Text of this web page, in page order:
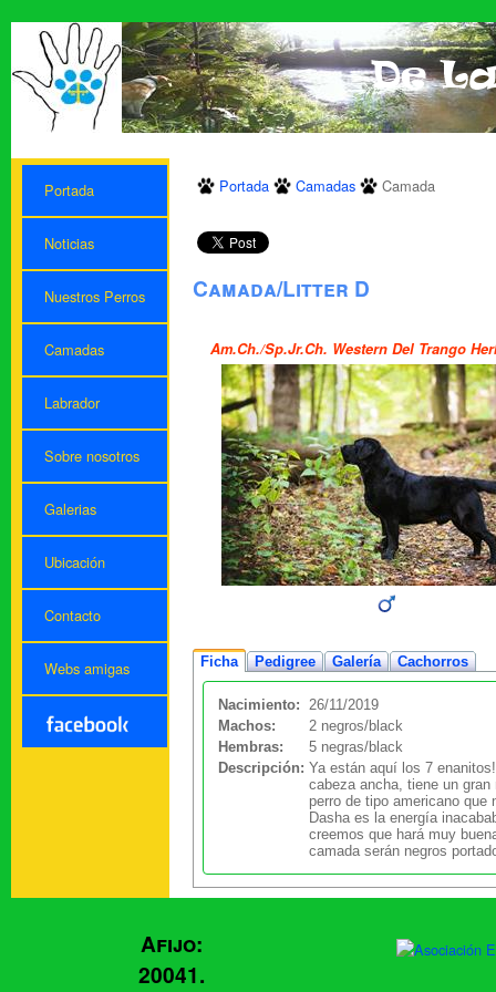
Portada
Noticias
Nuestros Perros
Camadas
Labrador
Sobre nosotros
Galerias
Ubicación
Contacto
Webs amigas
Portada Camadas Camada
Camada/Litter D
Am.Ch./Sp.Jr.Ch. Western Del Trango
Ficha Pedigree Galería Cachorros
Nacimiento:
26/11/2019
Machos:
2 negros/black
Hembras:
5 negras/black
Descripción: Ya están aquí los 7
cabeza ancha, tiene un
perro de tipo americano
Dasha es la energía
creemos que hará muy
camada serán negros
Afijo:
20041.